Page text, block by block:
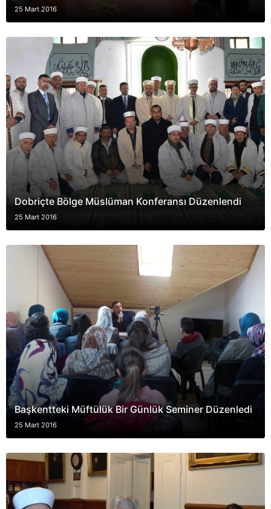
25 Mart 2016
Dobriçte Bölge Müslüman Konferansı Düzenlendi
25 Mart 2016
Başkentteki Müftülük Bir Günlük Seminer Düzenledi
25 Mart 2016